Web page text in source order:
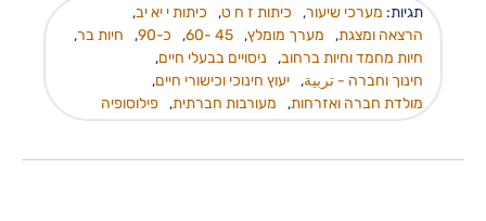
תגיות: מערכי שיעור, כיתות ז ח ט, כיתות י יא יב,
הרצאה ומצגת, מערך מומלץ,
45 -60
, כ-90 , חיות בר,
חיות מחמד וחיות ברחוב, ניסויים בבעלי חיים,
חינוך וחברה - تربية, יעוץ חינוכי וכישורי חיים,
מולדת חברה ואזרחות, מעורבות חברתית, פילוסופיה